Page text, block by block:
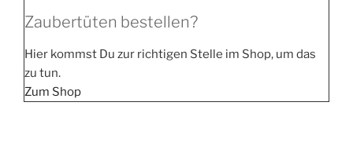
Zaubertüten bestellen?
Hier kommst Du zur rich­ti­gen Stel­le im Shop, um das
zu tun.
Zum Shop